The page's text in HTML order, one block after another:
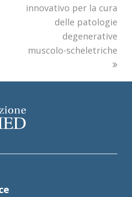
innovativo per la cura
delle patologie
degenerative
muscolo-scheletriche